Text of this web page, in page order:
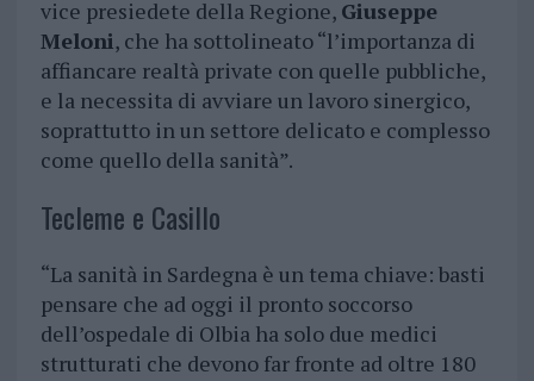
vice presiedete della Regione, Giuseppe
Meloni, che ha sottolineato “l’importanza di
affiancare realtà private con quelle pubbliche,
e la necessita di avviare un lavoro sinergico,
soprattutto in un settore delicato e complesso
come quello della sanità”.
Tecleme e Casillo
“La sanità in Sardegna è un tema chiave: basti
pensare che ad oggi il pronto soccorso
dell’ospedale di Olbia ha solo due medici
strutturati che devono far fronte ad oltre 180